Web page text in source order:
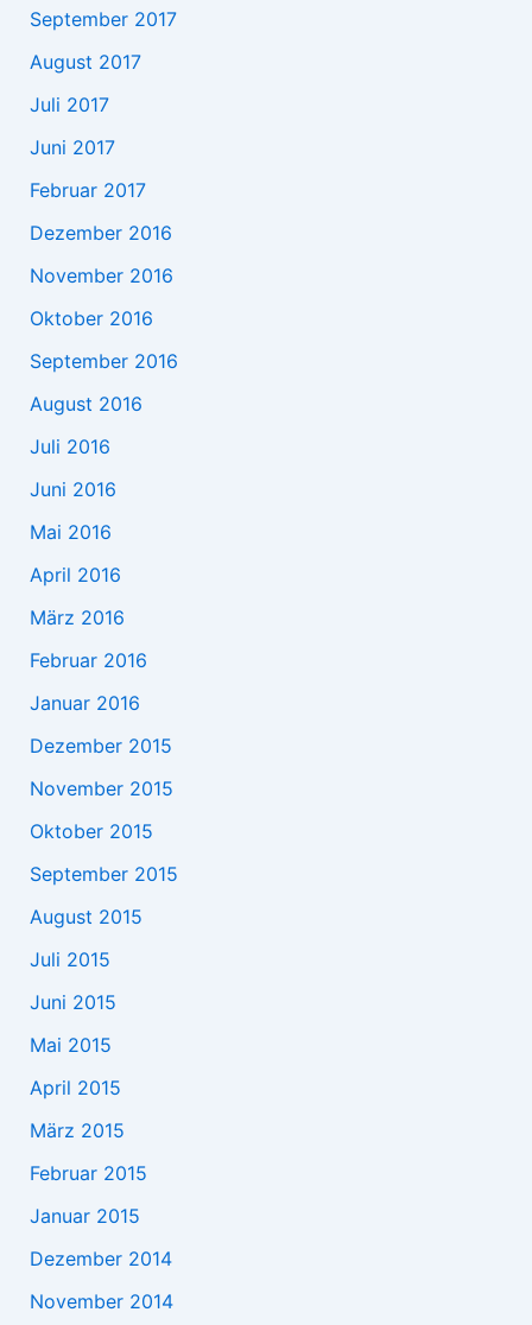
September 2017
August 2017
Juli 2017
Juni 2017
Februar 2017
Dezember 2016
November 2016
Oktober 2016
September 2016
August 2016
Juli 2016
Juni 2016
Mai 2016
April 2016
März 2016
Februar 2016
Januar 2016
Dezember 2015
November 2015
Oktober 2015
September 2015
August 2015
Juli 2015
Juni 2015
Mai 2015
April 2015
März 2015
Februar 2015
Januar 2015
Dezember 2014
November 2014